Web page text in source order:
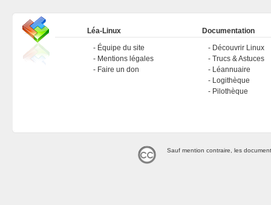
Léa-Linux
Équipe du site
Mentions légales
Faire un don
Documentation
Découvrir Linux
Trucs & Astuces
Léannuaire
Logithèque
Pilothèque
Sauf mention contraire, les